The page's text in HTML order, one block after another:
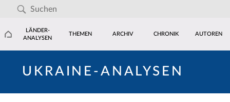
LÄNDER-
ANALYSEN
THEMEN ARCHIV CHRONIK AUTOREN
UKRAINE-ANALYSEN